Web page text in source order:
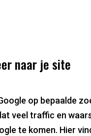
naar je site
op bepaalde
veel traffic en
te komen. Hier